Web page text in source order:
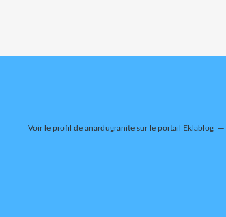
Voir le profil de anardugranite sur le portail Eklablog